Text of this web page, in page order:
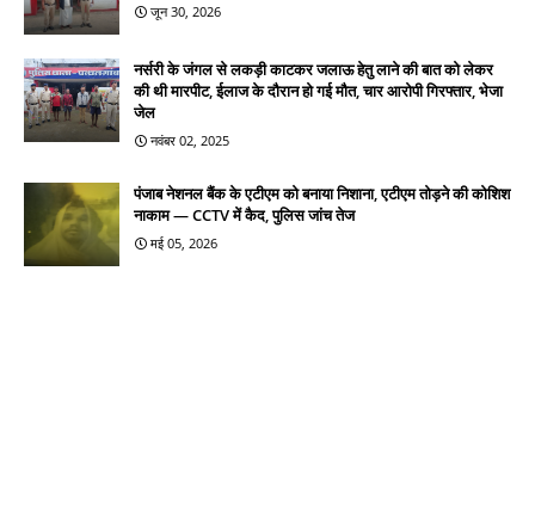
जून 30, 2026
नर्सरी के जंगल से लकड़ी काटकर जलाऊ हेतु लाने की बात को लेकर
की थी मारपीट, ईलाज के दौरान हो गई मौत, चार आरोपी गिरफ्तार, भेजा
जेल
नवंबर 02, 2025
पंजाब नेशनल बैंक के एटीएम को बनाया निशाना, एटीएम तोड़ने की कोशिश
नाकाम — CCTV में कैद, पुलिस जांच तेज
मई 05, 2026